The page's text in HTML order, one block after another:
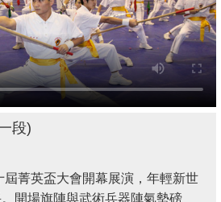
段)
菁英盃大會開幕展演，年輕新世
開場旗陣與武術兵器陣氣勢磅